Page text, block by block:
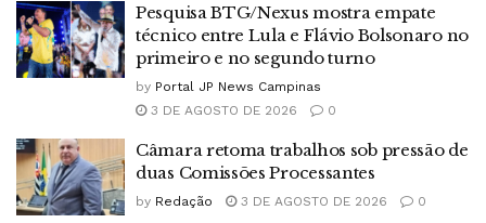
Pesquisa BTG/Nexus mostra empate
técnico entre Lula e Flávio Bolsonaro no
primeiro e no segundo turno
by Portal JP News Campinas
3 DE AGOSTO DE 2026
0
Câmara retoma trabalhos sob pressão de
duas Comissões Processantes
by Redação 3 DE AGOSTO DE 2026 0